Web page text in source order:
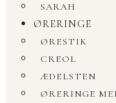
SARAH
ØRERINGE
ØRESTIK
CREOL
ÆDELSTEN
ØRERINGE